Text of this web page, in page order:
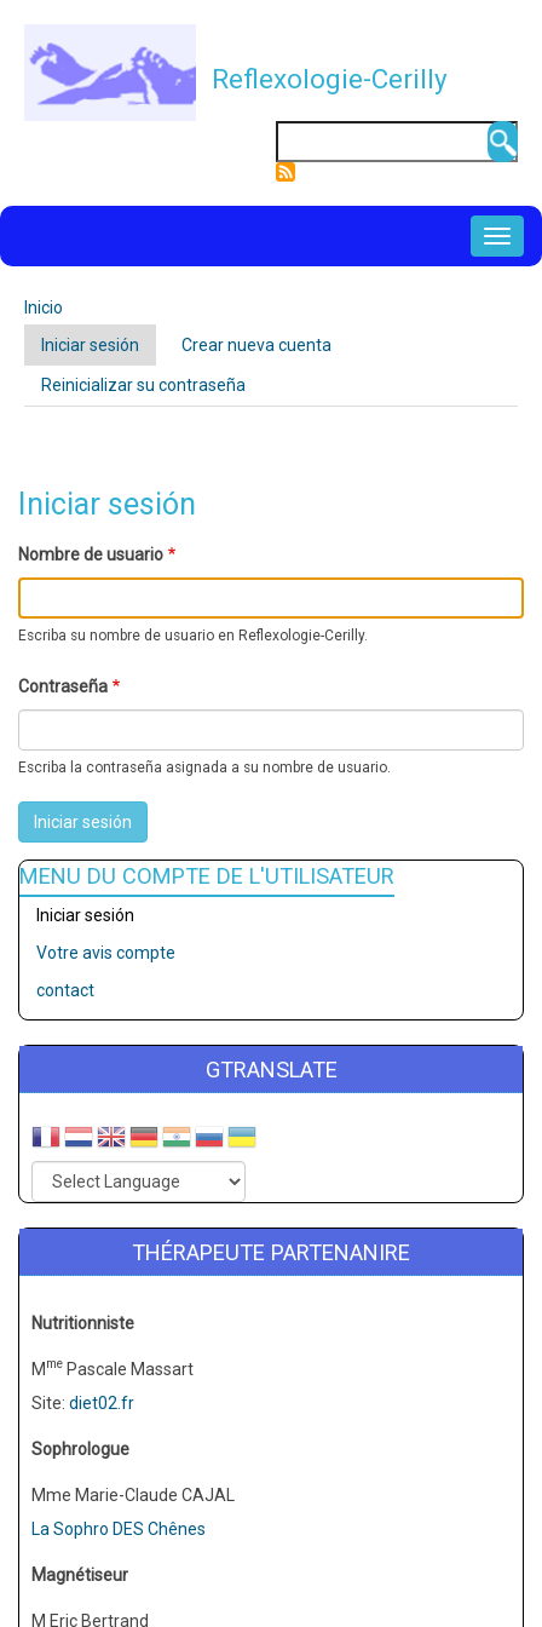
contenido
Reflexologie-Cerilly
NAVIGATION
Ruta
de
navegación
Inicio
Solapas
principales
Iniciar sesión (solapa
activa)
Crear nueva cuenta
Reinicializar su contraseña
Iniciar sesión
Nombre de usuario
Escriba su nombre de usuario en Reflexologie-Cerilly.
Contraseña
Escriba la contraseña asignada a su nombre de usuario.
MENU DU COMPTE DE L'UTILISATEUR
Iniciar sesión
Votre avis compte
contact
GTRANSLATE
THÉRAPEUTE PARTENANIRE
Nutritionniste
Mme Pascale Massart
Site: diet02.fr
Sophrologue
Mme Marie-Claude CAJAL
La Sophro DES Chênes
Magnétiseur
M Eric Bertrand